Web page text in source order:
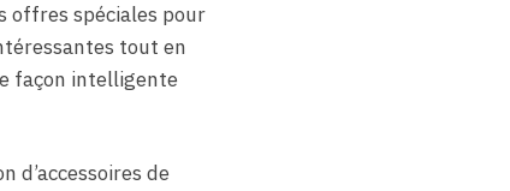
offres spéciales pour
tout en
façon intelligente
d’accessoires de